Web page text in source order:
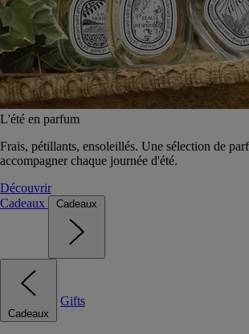
L'été en parfum
Frais, pétillants, ensoleillés. Une sélection de
accompagner chaque journée d'été.
Découvrir
Cadeaux
Cadeaux
Cadeaux
Gifts